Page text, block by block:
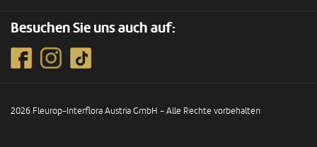
Besuchen Sie uns auch auf:
2026 Fleurop-Interflora Austria GmbH - Alle Rechte vorbehalten